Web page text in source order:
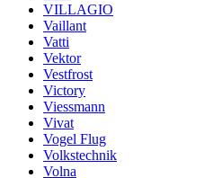
VILLAGIO
Vaillant
Vatti
Vektor
Vestfrost
Victory
Viessmann
Vivat
Vogel Flug
Volkstechnik
Volna